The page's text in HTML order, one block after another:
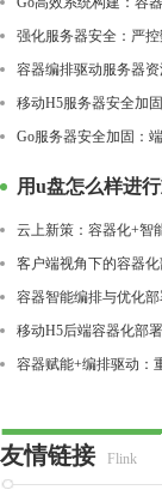
强化服务器安全：严
容器编排驱动服务器
移动H5服务器安全加
Go服务器安全加固：
用u盘怎么样进
云上新策：容器化+智
客户端视角下的容器
容器智能编排与优化
移动H5后端容器化部
容器赋能+编排驱动：
友情链接 Flink